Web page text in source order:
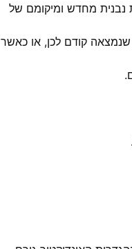
מחדש ומיקומם של
קודם לכן, או כאשר